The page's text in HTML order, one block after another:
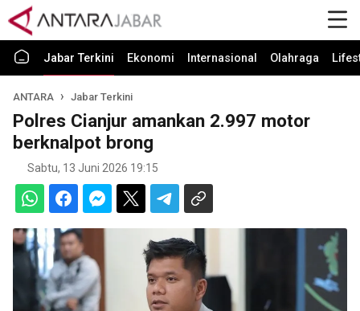
Jabar Terkini Ekonomi Internasional Olahraga
ANTARA Jabar Terkini
Polres Cianjur amankan 2.997 motor
berknalpot brong
Sabtu, 13 Juni 2026 19:15